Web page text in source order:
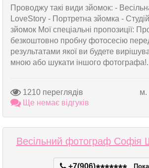
Проводжу такі види зйомок: -
LoveStory - Портретна зйомка -
зйомок Мої спеціальні пропозиції:
безкоштовно пробну фотосесію
результатами якої ви будете
мною або шукати іншого
1210 переглядів
м.
Ще немає відгуків
Весільний фотограф Софія
+7(906)